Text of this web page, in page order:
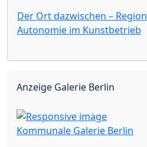
Der Ort dazwischen –
Autonomie im Kunstbetrieb
Anzeige Galerie Berlin
Kommunale Galerie Berlin